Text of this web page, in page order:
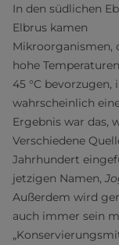
In den südlichen
Elbrus kamen
Mikroorganismen,
hohe
45 °C
wahrscheinlich
Ergebnis war das,
Verschiedene
Jahrhundert
jetzigen Namen,
Außerdem wird
auch immer sein